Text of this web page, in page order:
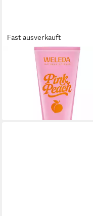
Fast ausverkauft
Handcreme Pink Peach,
(109,00 €/ 1 l)
lieferbar - in 2-3 Werktagen